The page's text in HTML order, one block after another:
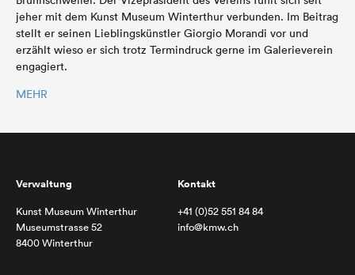
jeher mit dem Kunst Museum Winterthur verbunden. Im Beitrag
stellt er seinen Lieblingskünstler Giorgio Morandi vor und
erzählt wieso er sich trotz Termindruck gerne im Galerieverein
engagiert.
MEHR
Verwaltung
Kunst Museum Winterthur
Museumstrasse 52
8400 Winterthur
Kontakt
+41 (0)52 551 84 84
info@kmw.ch